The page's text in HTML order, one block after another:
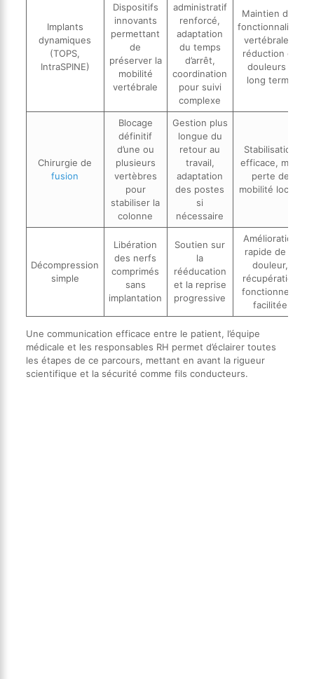
Implants
dynamiques
(TOPS,
IntraSPINE)
Dispositifs
innovants
permettant
de
préserver la
mobilité
vertébrale
administratif
renforcé,
adaptation
du temps
d’arrêt,
coordination
pour suivi
complexe
Maintien des
fonctionnalités
vertébrales,
réduction de
douleurs à
long terme
Chirurgie de
fusion
Blocage
définitif
d’une ou
plusieurs
vertèbres
pour
stabiliser la
colonne
Gestion plus
longue du
retour au
travail,
adaptation
des postes
si
nécessaire
Stabilisation
efficace, mais
perte de
mobilité locale
Décompression
simple
Libération
des nerfs
comprimés
sans
implantation
Soutien sur
la
rééducation
et la reprise
progressive
Amélioration
rapide de la
douleur,
récupération
fonctionnelle
facilitée
Une communication efficace entre le patient, l’équipe
médicale et les responsables RH permet d’éclairer toutes
les étapes de ce parcours, mettant en avant la rigueur
scientifique et la sécurité comme fils conducteurs.